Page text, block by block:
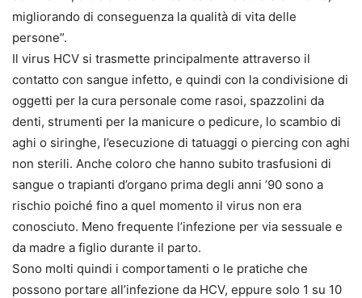
migliorando di conseguenza la qualità di vita delle
persone”.
Il virus HCV si trasmette principalmente attraverso il
contatto con sangue infetto, e quindi con la condivisione di
oggetti per la cura personale come rasoi, spazzolini da
denti, strumenti per la manicure o pedicure, lo scambio di
aghi o siringhe, l’esecuzione di tatuaggi o piercing con aghi
non sterili. Anche coloro che hanno subito trasfusioni di
sangue o trapianti d’organo prima degli anni ’90 sono a
rischio poiché fino a quel momento il virus non era
conosciuto. Meno frequente l’infezione per via sessuale e
da madre a figlio durante il parto.
Sono molti quindi i comportamenti o le pratiche che
possono portare all’infezione da HCV, eppure solo 1 su 10